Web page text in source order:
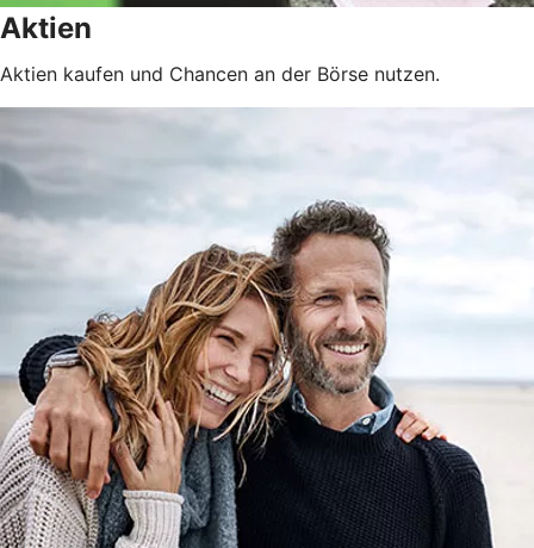
Aktien
Aktien kaufen und Chancen an der Börse nutzen.